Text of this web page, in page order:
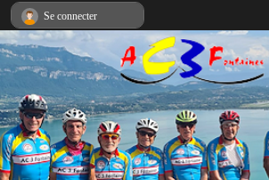
Se connecter
Panneau de gestion des cookies